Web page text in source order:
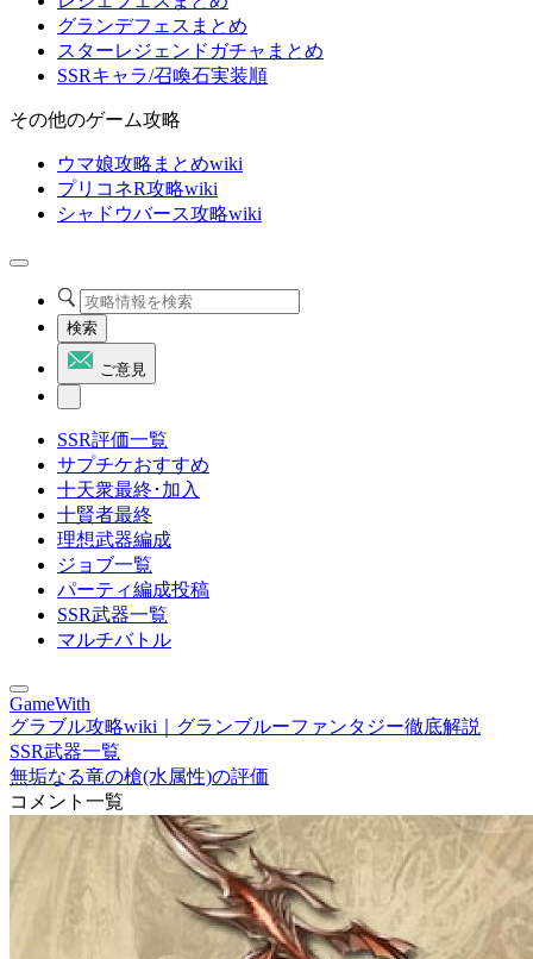
グランデフェスまとめ
スターレジェンドガチャまとめ
SSRキャラ/召喚石実装順
その他のゲーム攻略
ウマ娘攻略まとめwiki
プリコネR攻略wiki
シャドウバース攻略wiki
検索
ご意見
SSR評価一覧
サプチケおすすめ
十天衆最終･加入
十賢者最終
理想武器編成
ジョブ一覧
パーティ編成投稿
SSR武器一覧
マルチバトル
GameWith
グラブル攻略wiki｜グランブルーファンタジー徹底解説
SSR武器一覧
無垢なる竜の槍(水属性)の評価
コメント一覧